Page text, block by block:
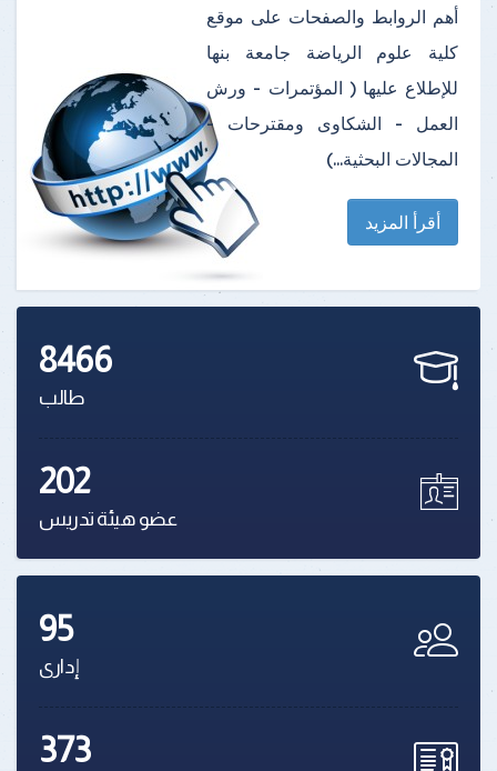
أهم الروابط والصفحات على موقع
كلية علوم الرياضة جامعة بنها
للإطلاع عليها ( المؤتمرات - ورش
العمل - الشكاوى ومقترحات -
المجالات البحثية...)
أقرأ المزيد
8466
طالب
202
عضو هيئة تدريس
95
إدارى
373